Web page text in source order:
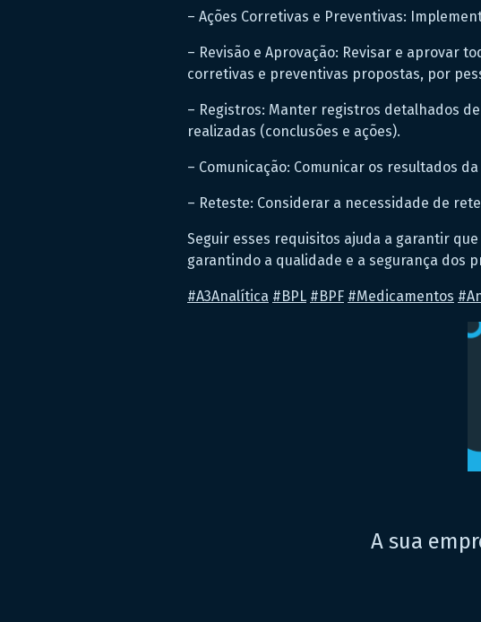
– Ações Corretivas e Preventivas:
– Revisão e Aprovação: Revisar e aprovar
corretivas e preventivas propostas, por
– Registros: Manter registros detalhados
realizadas (conclusões e ações).
– Comunicação: Comunicar os resultados
– Reteste: Considerar a necessidade de
Seguir esses requisitos ajuda a garantir
garantindo a qualidade e a segurança dos
#A3Analítica #BPL #BPF #Medicamentos #
A sua